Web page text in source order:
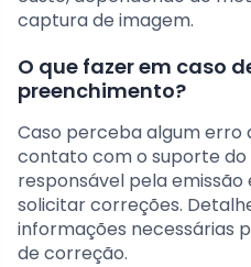
captura de imagem.
O que fazer em caso
preenchimento?
Caso perceba algum erro
contato com o suporte do
responsável pela
solicitar correções.
informações necessárias
de correção.